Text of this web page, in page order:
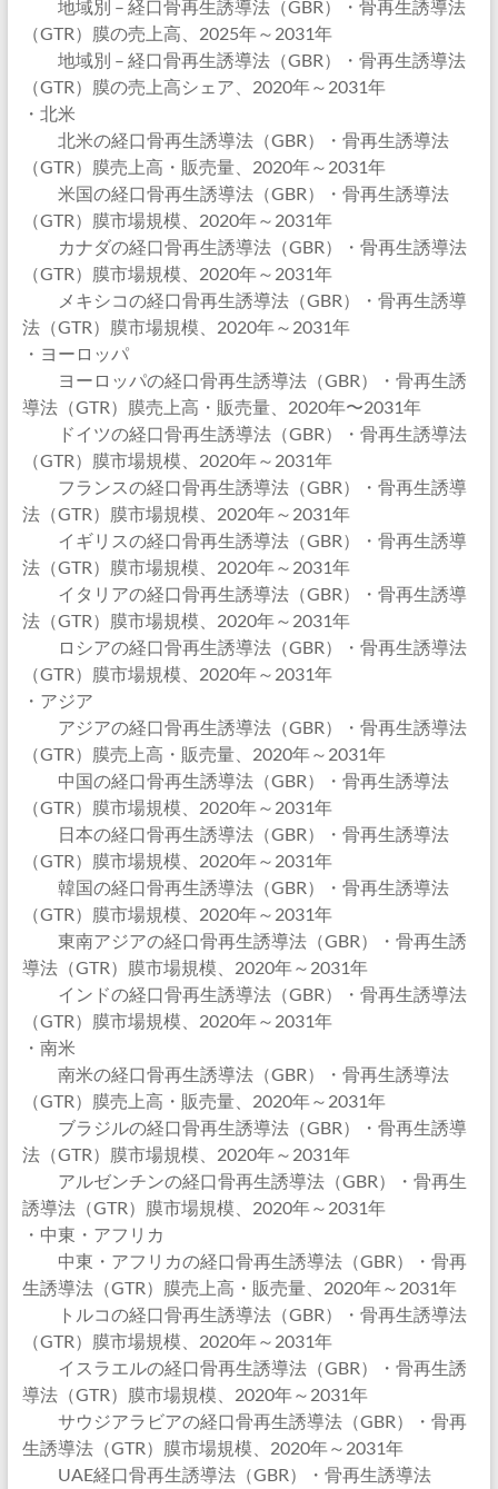
地域別 – 経口骨再生誘導法（GBR）・骨再生誘導法
（GTR）膜の売上高、2025年～2031年
地域別 – 経口骨再生誘導法（GBR）・骨再生誘導法
（GTR）膜の売上高シェア、2020年～2031年
・北米
北米の経口骨再生誘導法（GBR）・骨再生誘導法
（GTR）膜売上高・販売量、2020年～2031年
米国の経口骨再生誘導法（GBR）・骨再生誘導法
（GTR）膜市場規模、2020年～2031年
カナダの経口骨再生誘導法（GBR）・骨再生誘導法
（GTR）膜市場規模、2020年～2031年
メキシコの経口骨再生誘導法（GBR）・骨再生誘導
法（GTR）膜市場規模、2020年～2031年
・ヨーロッパ
ヨーロッパの経口骨再生誘導法（GBR）・骨再生誘
導法（GTR）膜売上高・販売量、2020年〜2031年
ドイツの経口骨再生誘導法（GBR）・骨再生誘導法
（GTR）膜市場規模、2020年～2031年
フランスの経口骨再生誘導法（GBR）・骨再生誘導
法（GTR）膜市場規模、2020年～2031年
イギリスの経口骨再生誘導法（GBR）・骨再生誘導
法（GTR）膜市場規模、2020年～2031年
イタリアの経口骨再生誘導法（GBR）・骨再生誘導
法（GTR）膜市場規模、2020年～2031年
ロシアの経口骨再生誘導法（GBR）・骨再生誘導法
（GTR）膜市場規模、2020年～2031年
・アジア
アジアの経口骨再生誘導法（GBR）・骨再生誘導法
（GTR）膜売上高・販売量、2020年～2031年
中国の経口骨再生誘導法（GBR）・骨再生誘導法
（GTR）膜市場規模、2020年～2031年
日本の経口骨再生誘導法（GBR）・骨再生誘導法
（GTR）膜市場規模、2020年～2031年
韓国の経口骨再生誘導法（GBR）・骨再生誘導法
（GTR）膜市場規模、2020年～2031年
東南アジアの経口骨再生誘導法（GBR）・骨再生誘
導法（GTR）膜市場規模、2020年～2031年
インドの経口骨再生誘導法（GBR）・骨再生誘導法
（GTR）膜市場規模、2020年～2031年
・南米
南米の経口骨再生誘導法（GBR）・骨再生誘導法
（GTR）膜売上高・販売量、2020年～2031年
ブラジルの経口骨再生誘導法（GBR）・骨再生誘導
法（GTR）膜市場規模、2020年～2031年
アルゼンチンの経口骨再生誘導法（GBR）・骨再生
誘導法（GTR）膜市場規模、2020年～2031年
・中東・アフリカ
中東・アフリカの経口骨再生誘導法（GBR）・骨再
生誘導法（GTR）膜売上高・販売量、2020年～2031年
トルコの経口骨再生誘導法（GBR）・骨再生誘導法
（GTR）膜市場規模、2020年～2031年
イスラエルの経口骨再生誘導法（GBR）・骨再生誘
導法（GTR）膜市場規模、2020年～2031年
サウジアラビアの経口骨再生誘導法（GBR）・骨再
生誘導法（GTR）膜市場規模、2020年～2031年
UAE経口骨再生誘導法（GBR）・骨再生誘導法